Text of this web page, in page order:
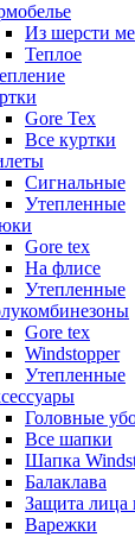
Из шерсти
Теплое
Gore Tex
Все куртки
Сигнальные
Утепленные
Gore tex
На флисе
Утепленные
Gore tex
Windstopper
Утепленные
Головные
Все шапки
Шапка
Балаклава
Защита лица
Варежки